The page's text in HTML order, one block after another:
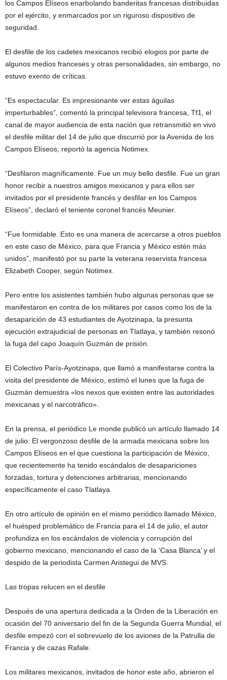
los Campos Elíseos enarbolando banderitas francesas distribuidas
por el ejército, y enmarcados por un riguroso dispositivo de
seguridad.
El desfile de los cadetes mexicanos recibió elogios por parte de
algunos medios franceses y otras personalidades, sin embargo, no
estuvo exento de críticas.
“Es espectacular. Es impresionante ver estas águilas
imperturbables”, comentó la principal televisora francesa, Tf1, el
canal de mayor audiencia de esta nación que retransmitió en vivo
el desfile militar del 14 de julio que discurrió por la Avenida de los
Campos Elíseos, reportó la agencia Notimex.
“Desfilaron magníficamente. Fue un muy bello desfile. Fue un gran
honor recibir a nuestros amigos mexicanos y para ellos ser
invitados por el presidente francés y desfilar en los Campos
Elíseos”, declaró el teniente coronel francés Meunier.
“Fue formidable. Esto es una manera de acercarse a otros pueblos
en este caso de México, para que Francia y México estén más
unidos”, manifestó por su parte la veterana reservista francesa
Elizabeth Cooper, según Notimex.
Pero entre los asistentes también hubo algunas personas que se
manifestaron en contra de los militares por casos como los de la
desaparición de 43 estudiantes de Ayotzinapa, la presunta
ejecución extrajudicial de personas en Tlatlaya, y también resonó
la fuga del capo Joaquín Guzmán de prisión.
El Colectivo París-Ayotzinapa, que llamó a manifestarse contra la
visita del presidente de México, estimó el lunes que la fuga de
Guzmán demuestra «los nexos que existen entre las autoridades
mexicanas y el narcotráfico».
En la prensa, el periódico Le monde publicó un artículo llamado 14
de julio: El vergonzoso desfile de la armada mexicana sobre los
Campos Elíseos en el que cuestiona la participación de México,
que recientemente ha tenido escándalos de desapariciones
forzadas, tortura y detenciones arbitrarias, mencionando
específicamente el caso Tlatlaya.
En otro artículo de opinión en el mismo periódico llamado México,
el huésped problemático de Francia para el 14 de julio, el autor
profundiza en los escándalos de violencia y corrupción del
gobierno mexicano, mencionando el caso de la ‘Casa Blanca’ y el
despido de la periodista Carmen Aristegui de MVS.
Las tropas relucen en el desfile
Después de una apertura dedicada a la Orden de la Liberación en
ocasión del 70 aniversario del fin de la Segunda Guerra Mundial, el
desfile empezó con el sobrevuelo de los aviones de la Patrulla de
Francia y de cazas Rafale.
Los militares mexicanos, invitados de honor este año, abrieron el